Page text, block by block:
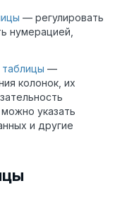
— регулировать
нумерацией,
таблицы —
колонок, их
указать
и другие